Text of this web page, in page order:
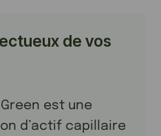
de vos
est une
d’actif capillaire